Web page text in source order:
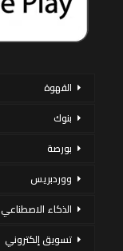
القهوة
بنوك
بورصة
ووردبريس
الذكاء الاصطناعي
تسويق إلكتروني